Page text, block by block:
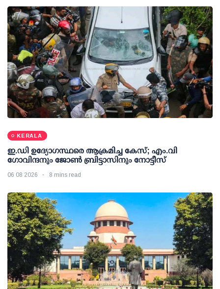
KERALA
ഇ.ഡി ഉദ്യോഗസ്ഥരെ ആക്രമിച്ച കേസ്; എം.വി
ഗോവിന്ദനും ജോണ്‍ ബ്രിട്ടാസിനും നോട്ടീസ്
06 08 2026 8 mins read